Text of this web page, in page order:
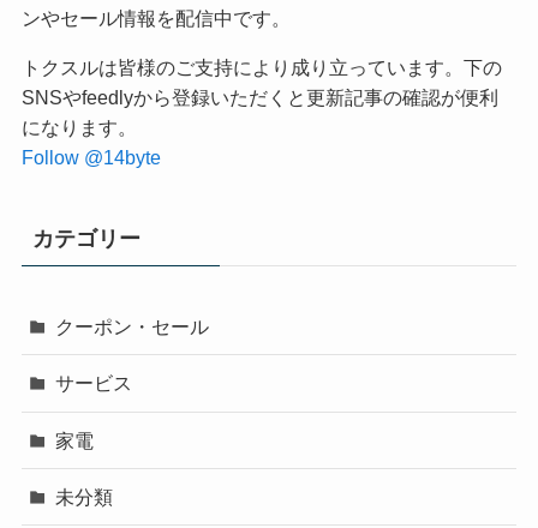
ンやセール情報を配信中です。
トクスルは皆様のご支持により成り立っています。下の
SNSやfeedlyから登録いただくと更新記事の確認が便利
になります。
Follow @14byte
カテゴリー
クーポン・セール
サービス
家電
未分類